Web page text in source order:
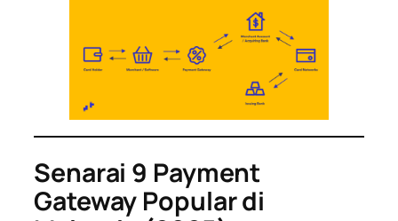
Senarai 9 Payment
Gateway Popular di